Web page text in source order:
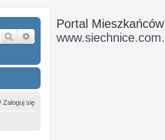
Szukaj Wyszukiwanie zaawansowane
Zaloguj się
Portal